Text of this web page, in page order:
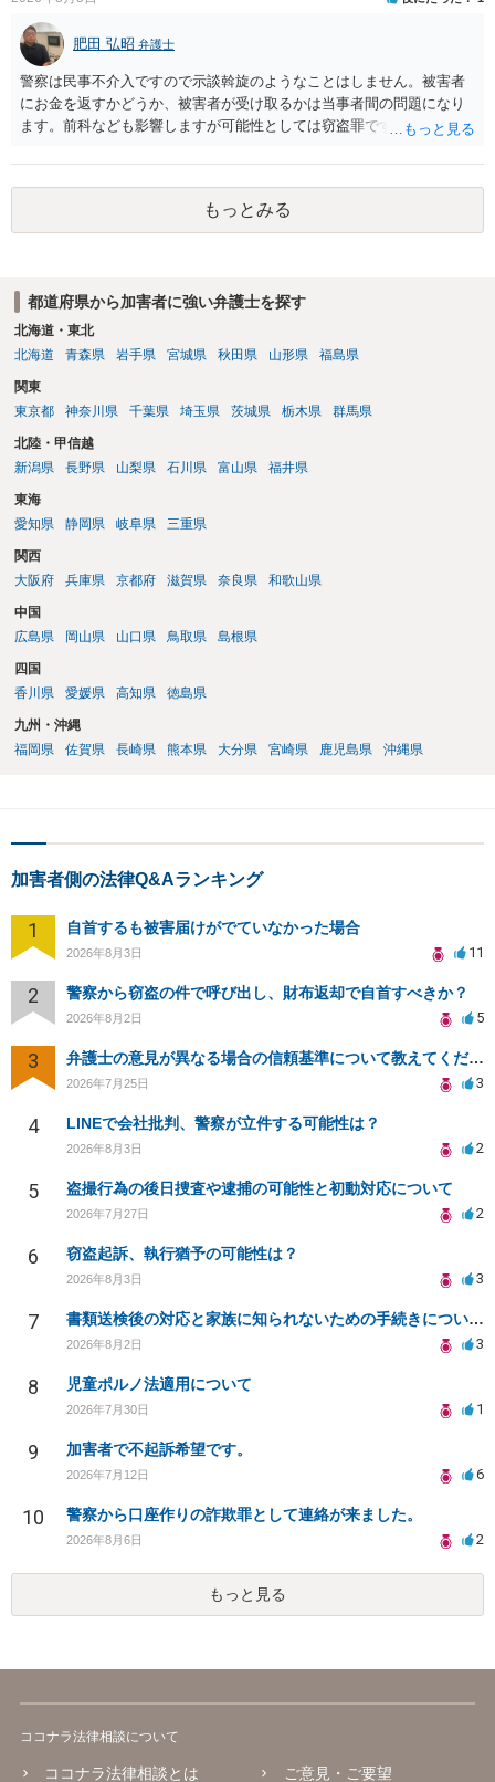
肥田 弘昭 弁護士
警察は民事不介入ですので示談斡旋のようなことはしません。被害者
にお金を返すかどうか、被害者が受け取るかは当事者間の問題になり
ます。前科なども影響しますが可能性としては窃盗罪ですので、逮捕
もっとみる
都道府県から加害者に強い弁護士を探す
北海道・東北
北海道
青森県 岩手県 宮城県 秋田県 山形県 福島県
関東
東京都
神奈川県 千葉県 埼玉県 茨城県 栃木県 群馬県
北陸・甲信越
新潟県
長野県 山梨県 石川県 富山県 福井県
東海
愛知県
静岡県 岐阜県 三重県
関西
大阪府
兵庫県 京都府 滋賀県 奈良県 和歌山県
中国
広島県
岡山県 山口県 鳥取県 島根県
四国
香川県
愛媛県 高知県 徳島県
九州・沖縄
福岡県
佐賀県 長崎県 熊本県 大分県 宮崎県 鹿児島県 沖縄県
加害者側の法律Q&Aランキング
1 自首するも被害届けがでていなかった場合
2026年8月3日 11
2 警察から窃盗の件で呼び出し、財布返却で自首すべきか？
2026年8月2日 5
3 弁護士の意見が異なる場合の信頼基準について教えてください
2026年7月25日 3
4 LINEで会社批判、警察が立件する可能性は？
2026年8月3日 2
5 盗撮行為の後日捜査や逮捕の可能性と初動対応について
2026年7月27日 2
6 窃盗起訴、執行猶予の可能性は？
2026年8月3日 3
7 書類送検後の対応と家族に知られないための手続きについて相談
2026年8月2日 3
8 児童ポルノ法適用について
2026年7月30日 1
9 加害者で不起訴希望です。
2026年7月12日 6
10 警察から口座作りの詐欺罪として連絡が来ました。
2026年8月6日 2
もっと見る
ココナラ法律相談について
ココナラ法律相談とは ご意見・ご要望